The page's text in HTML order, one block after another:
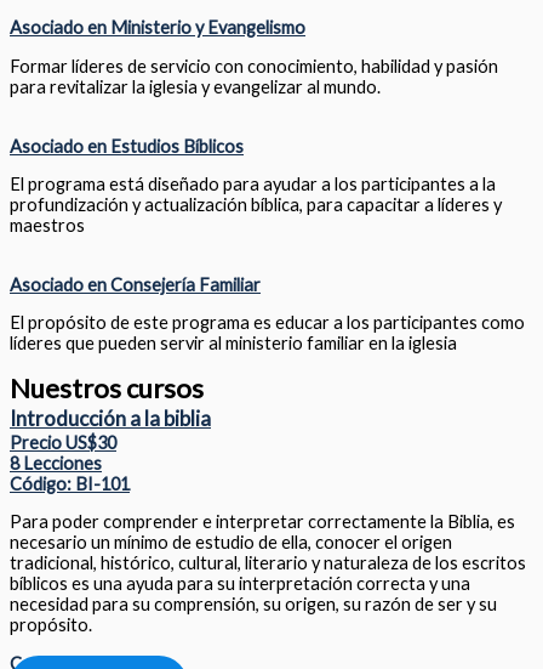
Asociado en Ministerio y Evangelismo
Formar líderes de servicio con conocimiento, habilidad y pasión
para revitalizar la iglesia y evangelizar al mundo.
Asociado en Estudios Bíblicos
El programa está diseñado para ayudar a los participantes a la
profundización y actualización bíblica, para capacitar a líderes y
maestros
Asociado en Consejería Familiar
El propósito de este programa es educar a los participantes como
líderes que pueden servir al ministerio familiar en la iglesia
Nuestros cursos
Introducción a la biblia
Precio US$30
8 Lecciones
Código: BI-101
Para poder comprender e interpretar correctamente la Biblia, es
necesario un mínimo de estudio de ella, conocer el origen
tradicional, histórico, cultural, literario y naturaleza de los escritos
bíblicos es una ayuda para su interpretación correcta y una
necesidad para su comprensión, su origen, su razón de ser y su
propósito.
Compartir